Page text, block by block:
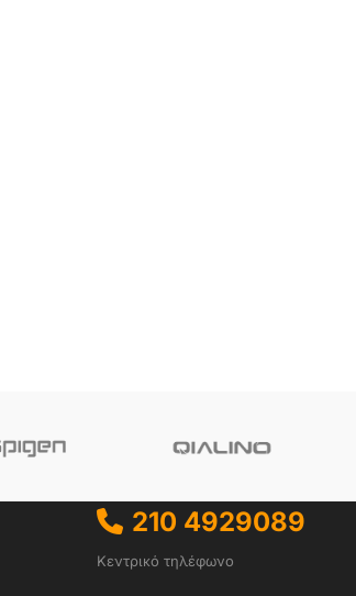
210 4929089
Κεντρικό τηλέφωνο